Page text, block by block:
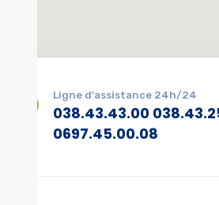
Ligne d'assistance 24h/24
038.43.43.00
0697.45.00.08